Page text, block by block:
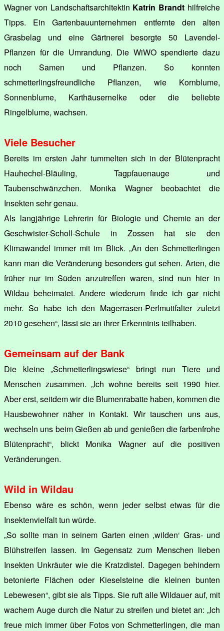
Wagner von Landschaftsarchitektin Katrin Brandt hilfreiche
Tipps. Ein Gartenbauunternehmen entfernte den alten
Grasbelag und eine Gärtnerei besorgte 50 Lavendel-
Pflanzen für die Umrandung. Die WiWO spendierte dazu
noch Samen und Pflanzen. So konnten
schmetterlingsfreundliche Pflanzen, wie Kornblume,
Sonnenblume, Karthäusernelke oder die beliebte
Ringelblume, wachsen.
Viele Besucher
Bereits im ersten Jahr tummelten sich in der Blütenpracht
Hauhechel-Bläuling, Tagpfauenauge und
Taubenschwänzchen. Monika Wagner beobachtet die
Insekten sehr genau.
Als langjährige Lehrerin für Biologie und Chemie an der
Geschwister-Scholl-Schule in Zossen hat sie den
Klimawandel immer mit im Blick. „An den Schmetterlingen
kann man die Veränderung besonders gut sehen. Arten, die
früher nur im Süden anzutreffen waren, sind nun hier in
Wildau beheimatet. Andere wiederum finde ich gar nicht
mehr. So habe ich den Magerrasen-Perlmuttfalter zuletzt
2010 gesehen“, lässt sie an ihrer Erkenntnis teilhaben.
Gemeinsam auf der Bank
Die kleine „Schmetterlingswiese“ bringt nun Tiere und
Menschen zusammen. „Ich wohne bereits seit 1990 hier.
Aber erst, seitdem wir die Blumenrabatte haben, kommen die
Hausbewohner näher in Kontakt. Wir tauschen uns aus,
wechseln uns beim Gießen ab und genießen die farbenfrohe
Blütenpracht“, blickt Monika Wagner auf die positiven
Veränderungen.
Wild in Wildau
Ebenso wäre es schön, wenn jeder selbst etwas für die
Insektenvielfalt tun würde.
„So sollte man in seinem Garten einen ,wilden‘ Gras- und
Blühstreifen lassen. Im Gegensatz zum Menschen lieben
Insekten Unkräuter wie die Kratzdistel. Dagegen behindern
betonierte Flächen oder Kieselsteine die kleinen bunten
Lebewesen“, gibt sie als Tipps. Sie ruft alle Wildauer auf, mit
wachem Auge durch die Natur zu streifen und bietet an: „Ich
freue mich immer über Fotos von Schmetterlingen, die man